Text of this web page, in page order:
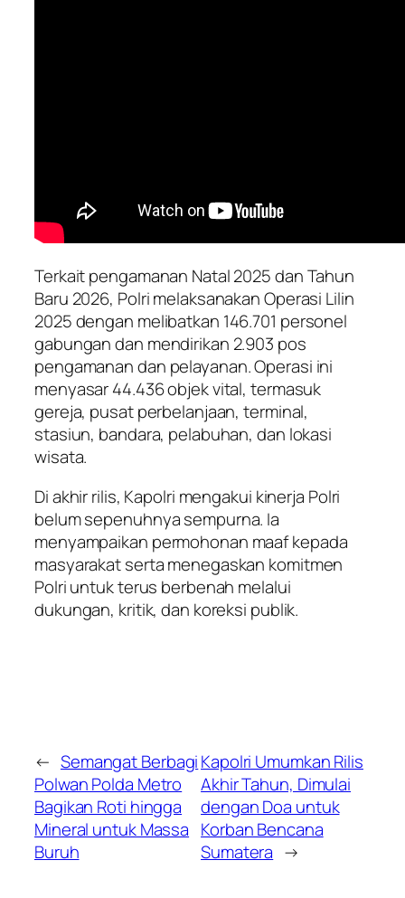
Terkait pengamanan Natal 2025 dan Tahun
Baru 2026, Polri melaksanakan Operasi Lilin
2025 dengan melibatkan 146.701 personel
gabungan dan mendirikan 2.903 pos
pengamanan dan pelayanan. Operasi ini
menyasar 44.436 objek vital, termasuk
gereja, pusat perbelanjaan, terminal,
stasiun, bandara, pelabuhan, dan lokasi
wisata.
Di akhir rilis, Kapolri mengakui kinerja Polri
belum sepenuhnya sempurna. Ia
menyampaikan permohonan maaf kepada
masyarakat serta menegaskan komitmen
Polri untuk terus berbenah melalui
dukungan, kritik, dan koreksi publik.
← Semangat Berbagi
Polwan Polda Metro
Bagikan Roti hingga
Mineral untuk Massa
Buruh
Kapolri Umumkan Rilis
Akhir Tahun, Dimulai
dengan Doa untuk
Korban Bencana
Sumatera →